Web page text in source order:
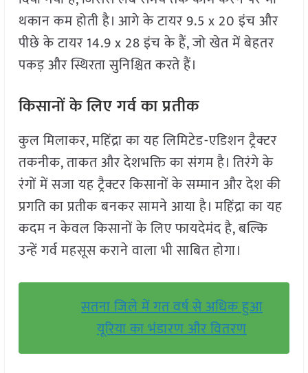
थकान कम होती है। आगे के टायर 9.5 x 20 इंच और
पीछे के टायर 14.9 x 28 इंच के हैं, जो खेत में बेहतर
पकड़ और स्थिरता सुनिश्चित करते हैं।
किसानों के लिए गर्व का प्रतीक
कुल मिलाकर, महिंद्रा का यह लिमिटेड-एडिशन ट्रैक्टर
तकनीक, ताकत और देशभक्ति का संगम है। तिरंगे के
रंगों में सजा यह ट्रैक्टर किसानों के सम्मान और देश की
प्रगति का प्रतीक बनकर सामने आया है। महिंद्रा का यह
कदम न केवल किसानों के लिए फायदेमंद है, बल्कि
उन्हें गर्व महसूस कराने वाला भी साबित होगा।
सतना जिले में गत वर्ष से अधिक हुआ
यूरिया का भंडारण और वितरण